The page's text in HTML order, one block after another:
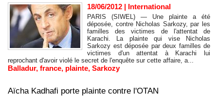
18/06/2012 | International
PARIS (SIWEL) — Une plainte a été
déposée, contre Nicholas Sarkozy, par les
familles des victimes de l'attentat de
Karachi. La plainte qui vise Nicholas
Sarkozy est déposée par deux familles de
victimes d'un attentat à Karachi lui
reprochant d'avoir violé le secret de l'enquête sur cette affaire, a...
Balladur, france, plainte, Sarkozy
Aïcha Kadhafi porte plainte contre l'OTAN